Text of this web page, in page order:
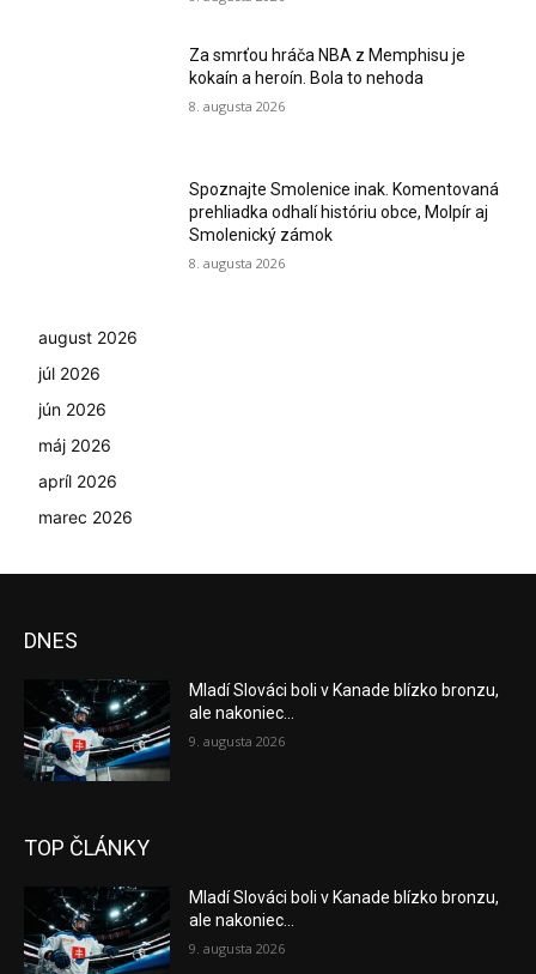
Za smrťou hráča NBA z Memphisu je
kokaín a heroín. Bola to nehoda
8. augusta 2026
Spoznajte Smolenice inak. Komentovaná
prehliadka odhalí históriu obce, Molpír aj
Smolenický zámok
8. augusta 2026
august 2026
júl 2026
jún 2026
máj 2026
apríl 2026
marec 2026
DNES
Mladí Slováci boli v Kanade blízko bronzu,
ale nakoniec...
9. augusta 2026
TOP ČLÁNKY
Mladí Slováci boli v Kanade blízko bronzu,
ale nakoniec...
9. augusta 2026